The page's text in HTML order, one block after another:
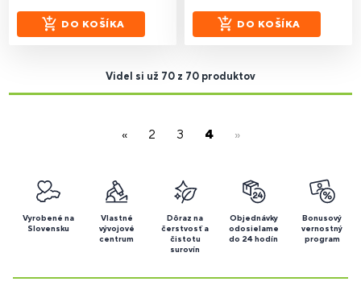
DO KOŠÍKA DO KOŠÍKA
Videl si už 70 z 70 produktov
« 2 3 4 »
Vyrobené na
Slovensku
Vlastné
vývojové
centrum
Dôraz na
čerstvosť a
čistotu
surovín
Objednávky
odosielame
do 24 hodín
Bonusový
vernostný
program